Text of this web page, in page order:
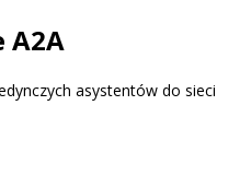
A2A
asystentów do sieci